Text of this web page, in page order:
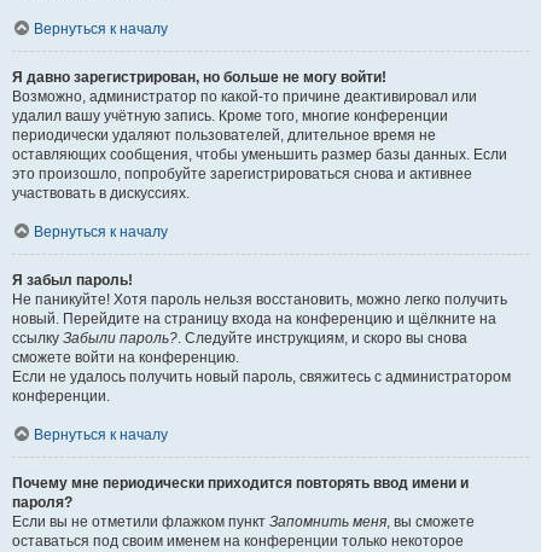
Вернуться к началу
Я давно зарегистрирован, но больше не могу войти!
Возможно, администратор по какой-то причине деактивировал или
удалил вашу учётную запись. Кроме того, многие конференции
периодически удаляют пользователей, длительное время не
оставляющих сообщения, чтобы уменьшить размер базы данных. Если
это произошло, попробуйте зарегистрироваться снова и активнее
участвовать в дискуссиях.
Вернуться к началу
Я забыл пароль!
Не паникуйте! Хотя пароль нельзя восстановить, можно легко получить
новый. Перейдите на страницу входа на конференцию и щёлкните на
ссылку Забыли пароль?. Следуйте инструкциям, и скоро вы снова
сможете войти на конференцию.
Если не удалось получить новый пароль, свяжитесь с администратором
конференции.
Вернуться к началу
Почему мне периодически приходится повторять ввод имени и
пароля?
Если вы не отметили флажком пункт Запомнить меня, вы сможете
оставаться под своим именем на конференции только некоторое